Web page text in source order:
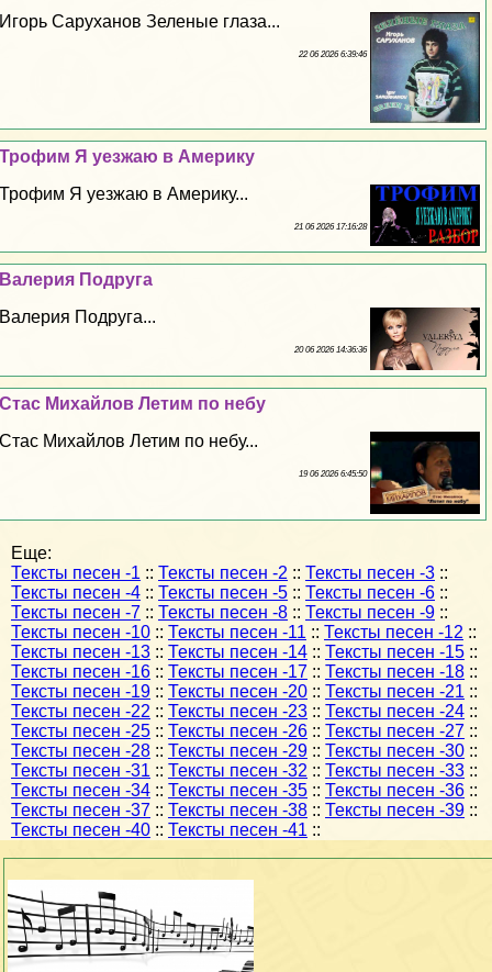
Игорь Саруханов Зеленые глаза...
22 06 2026 6:39:46
Трофим Я уезжаю в Америку
Трофим Я уезжаю в Америку...
21 06 2026 17:16:28
Валерия Подруга
Валерия Подруга...
20 06 2026 14:36:36
Стас Михайлов Летим по небу
Стас Михайлов Летим по небу...
19 06 2026 6:45:50
Еще:
Тексты песен -1 :: Тексты песен -2 :: Тексты песен -3 ::
Тексты песен -4 :: Тексты песен -5 :: Тексты песен -6 ::
Тексты песен -7 :: Тексты песен -8 :: Тексты песен -9 ::
Тексты песен -10 :: Тексты песен -11 :: Тексты песен -12 ::
Тексты песен -13 :: Тексты песен -14 :: Тексты песен -15 ::
Тексты песен -16 :: Тексты песен -17 :: Тексты песен -18 ::
Тексты песен -19 :: Тексты песен -20 :: Тексты песен -21 ::
Тексты песен -22 :: Тексты песен -23 :: Тексты песен -24 ::
Тексты песен -25 :: Тексты песен -26 :: Тексты песен -27 ::
Тексты песен -28 :: Тексты песен -29 :: Тексты песен -30 ::
Тексты песен -31 :: Тексты песен -32 :: Тексты песен -33 ::
Тексты песен -34 :: Тексты песен -35 :: Тексты песен -36 ::
Тексты песен -37 :: Тексты песен -38 :: Тексты песен -39 ::
Тексты песен -40 :: Тексты песен -41 ::